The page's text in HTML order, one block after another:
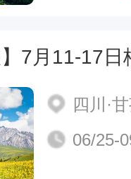
神山 格聂之眼 鱼子西行摄格聂7
四川·
06/25-